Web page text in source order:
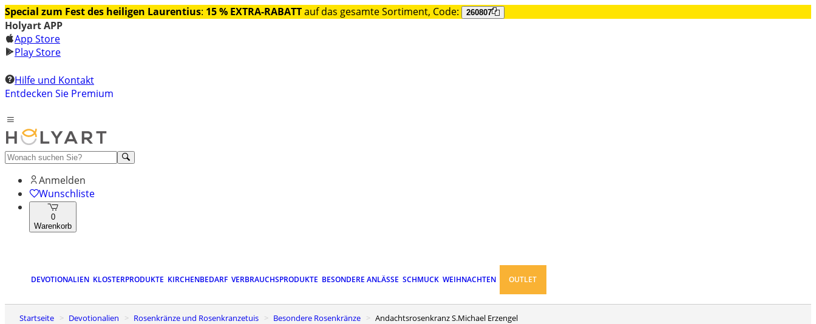
Special zum Fest des heiligen Laurentius: 15 % EXTRA-RABATTauf das gesamte Sortiment, Code: 260807
Holyart APP
App Store
Play Store
Hilfe und Kontakt
Entdecken Sie Premium
Anmelden
Wunschliste
0
Warenkorb
DEVOTIONALIEN KLOSTERPRODUKTE KIRCHENBEDARF VERBRAUCHSPRODUKTE BESONDERE ANLÄSSE SCHMUCK WEIHNACHTEN OUTLET
Startseite Devotionalien Rosenkränze und Rosenkranzetuis Besondere Rosenkränze Andachtsrosenkranz S.Michael Erzengel